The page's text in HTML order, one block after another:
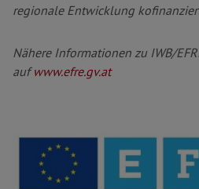
regionale Entwicklung
Nähere Informationen zu IWB/
aufwww.efre.gv.at